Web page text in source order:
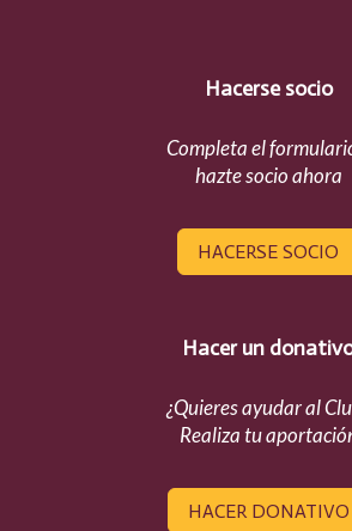
Hacerse socio
Completa el
hazte socio ahora
HACERSE SOCIO
Hacer un
¿Quieres ayudar al
Realiza tu
HACER DONATIVO